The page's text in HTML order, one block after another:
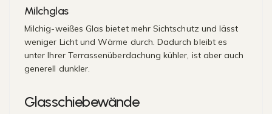
Milchglas
Milchig-weißes Glas bietet mehr Sichtschutz und lässt
weniger Licht und Wärme durch. Dadurch bleibt es
unter Ihrer Terrassenüberdachung kühler, ist aber auch
generell dunkler.
Glasschiebewände